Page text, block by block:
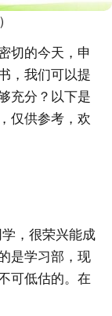
切的今天，申
，我们可以提
充分？以下是
仅供参考，欢
，很荣兴能成
是学习部，现
可低估的。在